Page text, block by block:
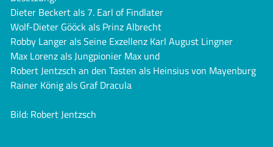
Dieter Beckert als 7. Earl of Findlater
Wolf-Dieter Gööck als Prinz Albrecht
Robby Langer als Seine Exzellenz Karl August Lingner
Max Lorenz als Jungpionier Max und
Robert Jentzsch an den Tasten als Heinsius von Mayenburg
Rainer König als Graf Dracula
Bild: Robert Jentzsch